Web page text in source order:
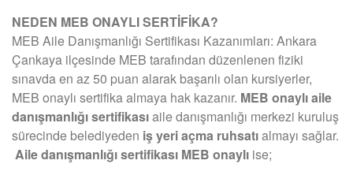
NEDEN MEB ONAYLI SERTİFİKA?
MEB Aile Danışmanlığı Sertifikası Kazanımları: Ankara
Çankaya ilçesinde MEB tarafından düzenlenen fiziki
sınavda en az 50 puan alarak başarılı olan kursiyerler,
MEB onaylı sertifika almaya hak kazanır. MEB onaylı aile
danışmanlığı sertifikasıaile danışmanlığı merkezi kuruluş
sürecinde belediyeden iş yeri açma ruhsatıalmayı sağlar.
Aile danışmanlığı sertifikası MEB onaylı ise;